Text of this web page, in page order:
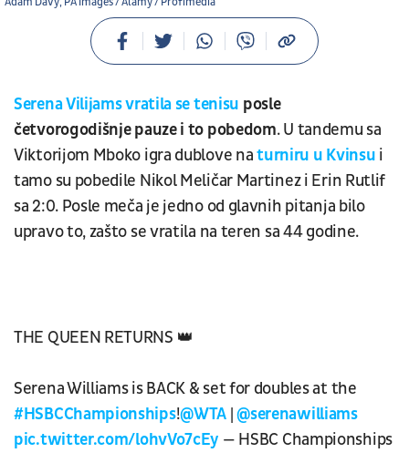
Serena Vilijams vratila se tenisu posle
četvorogodišnje pauze i to pobedom. U tandemu sa
Viktorijom Mboko igra dublove naturniru u Kvinsu i
tamo su pobedile Nikol Meličar Martinez i Erin Rutlif
sa 2:0. Posle meča je jedno od glavnih pitanja bilo
upravo to, zašto se vratila na teren sa 44 godine.
THE QUEEN RETURNS 👑
Serena Williams is BACK & set for doubles at the
#HSBCChampionships!@WTA |@serenawilliams
pic.twitter.com/lohvVo7cEy — HSBC Championships